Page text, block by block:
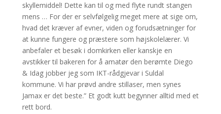
skyllemiddel! Dette kan til og med flyte rundt stangen
mens … For der er selvfølgelig meget mere at sige om,
hvad det kræver af evner, viden og forudsætninger for
at kunne fungere og præstere som højskolelærer. Vi
anbefaler et besøk i domkirken eller kanskje en
avstikker til bakeren for å amatør den berømte Diego
& Idag jobber jeg som IKT-rådgjevar i Suldal
kommune. Vi har prøvd andre stillaser, men synes
Jamax er det beste.” Et godt kutt begynner alltid med et
rett bord.